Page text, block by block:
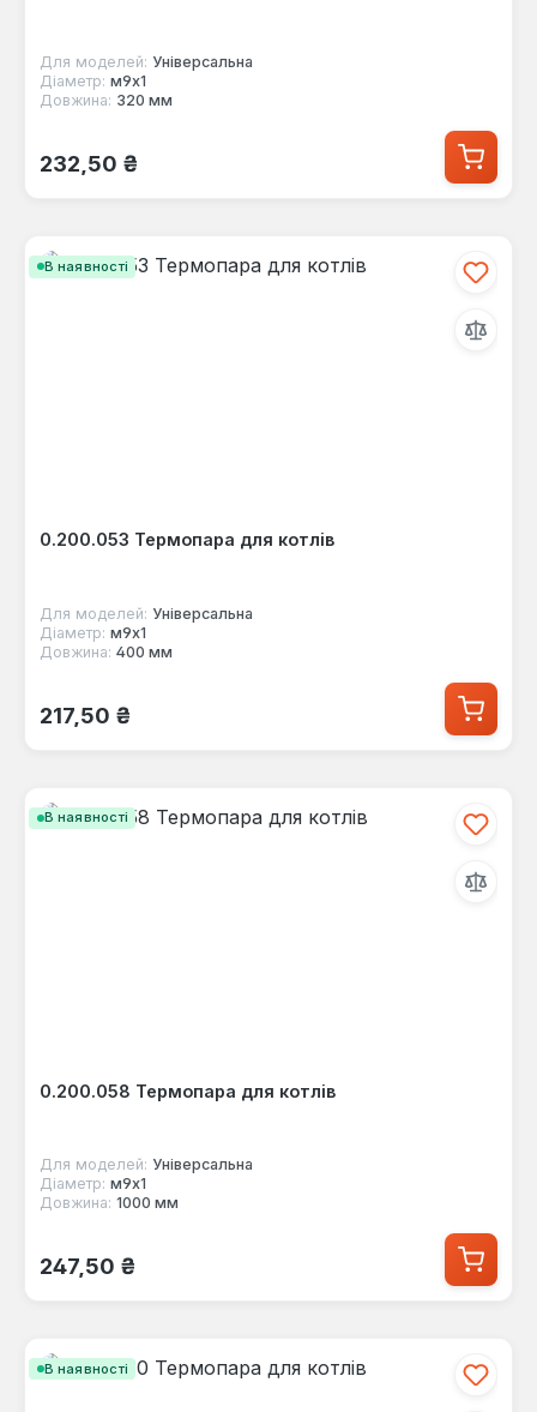
Для моделей: Універсальна
Діаметр: м9х1
Довжина: 320 мм
Звичайна ціна:
232,50 ₴
В наявності
0.200.053 Термопара для котлів
Для моделей: Універсальна
Діаметр: м9х1
Довжина: 400 мм
Звичайна ціна:
217,50 ₴
В наявності
0.200.058 Термопара для котлів
Для моделей: Універсальна
Діаметр: м9х1
Довжина: 1000 мм
Звичайна ціна:
247,50 ₴
В наявності